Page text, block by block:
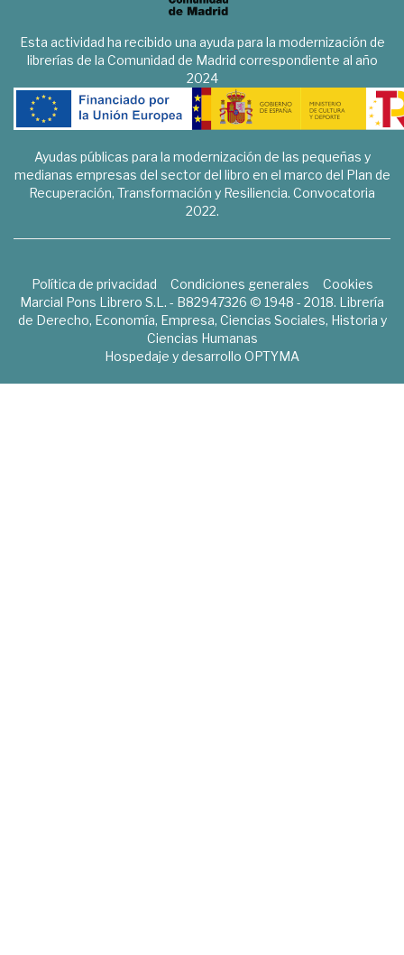
Esta actividad ha recibido una ayuda para la modernización de
librerías de la Comunidad de Madrid correspondiente al año
2024
Ayudas públicas para la modernización de las pequeñas y
medianas empresas del sector del libro en el marco del Plan de
Recuperación, Transformación y Resiliencia. Convocatoria
2022.
Política de privacidad Condiciones generales
Cookies
Marcial Pons Librero S.L. - B82947326 © 1948 - 2018. Librería
de Derecho, Economía, Empresa, Ciencias Sociales, Historia y
Ciencias Humanas
Hospedaje y desarrollo OPTYMA